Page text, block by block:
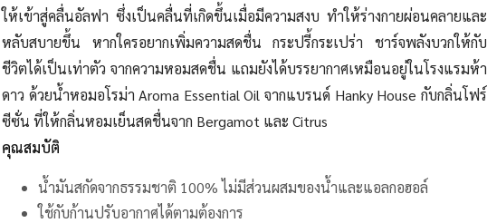
ให้เข้าสู่คลื่นอัลฟา ซึ่งเป็นคลื่นที่เกิดขึ้นเมื่อมีความสงบ ทำให้ร่างกายผ่อนคลายและ
หลับสบายขึ้น หากใครอยากเพิ่มความสดชื่น กระปรี้กระเปร่า ชาร์จพลังบวกให้กับ
ชีวิตได้เป็นเท่าตัว จากความหอมสดชื่น แถมยังได้บรรยากาศเหมือนอยู่ในโรงแรมห้า
ดาว ด้วยน้ำหอมอโรม่า Aroma Essential Oil จากแบรนด์ Hanky House กับกลิ่นโฟร์
ซีซั่น ที่ให้กลิ่นหอมเย็นสดชื่นจาก Bergamot และ Citrus
คุณสมบัติ
น้ำมันสกัดจากธรรมชาติ 100% ไม่มีส่วนผสมของน้ำและแอลกอฮอล์
ใช้กับก้านปรับอากาศได้ตามต้องการ